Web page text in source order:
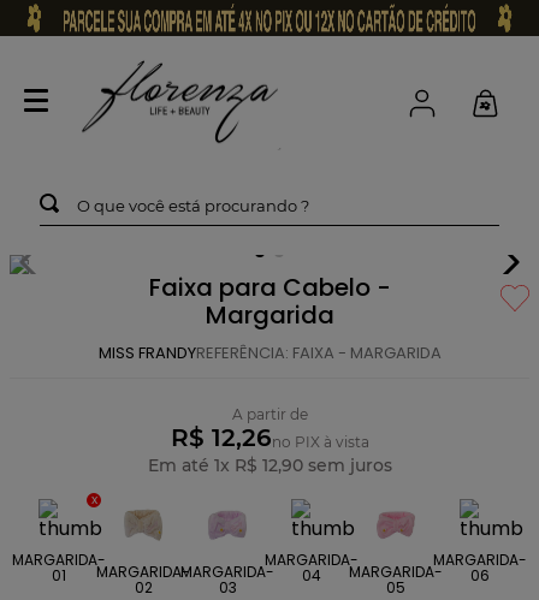
O que você está procurando ?
Faixa para Cabelo -
Margarida
MISS FRANDYREFERÊNCIA: FAIXA - MARGARIDA
A partir de
R$ 12,26no PIX à vista
Em até 1x R$ 12,90sem juros
MARGARIDA-
01 MARGARIDA-
02
MARGARIDA-
03
MARGARIDA-
04 MARGARIDA-
05
MARGARIDA-
06